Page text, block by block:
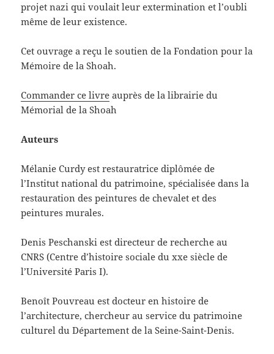
projet nazi qui voulait leur extermination et l’oubli
même de leur existence.
Cet ouvrage a reçu le soutien de la Fondation pour la
Mémoire de la Shoah.
Commander ce livre auprès de la librairie du
Mémorial de la Shoah
Auteurs
Mélanie Curdy est restauratrice diplômée de
l’Institut national du patrimoine, spécialisée dans la
restauration des peintures de chevalet et des
peintures murales.
Denis Peschanski est directeur de recherche au
CNRS (Centre d’histoire sociale du xxe siècle de
l’Université Paris I).
Benoît Pouvreau est docteur en histoire de
l’architecture, chercheur au service du patrimoine
culturel du Département de la Seine-Saint-Denis.